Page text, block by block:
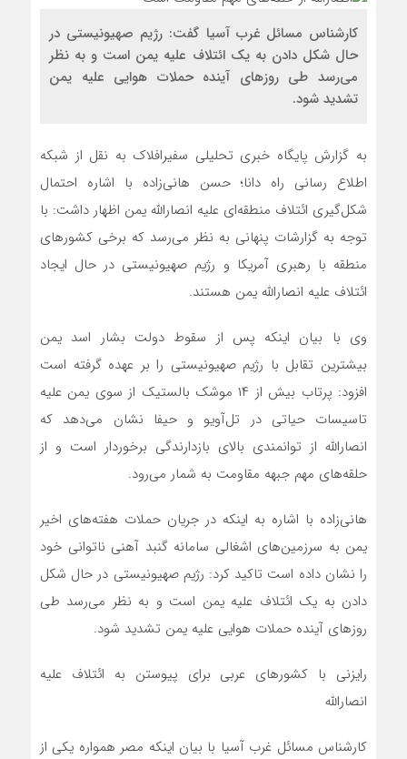
کارشناس مسائل غرب آسیا گفت: رژیم صهیونیستی در
حال شکل دادن به یک ائتلاف علیه یمن است و به نظر
می‌رسد طی روزهای آینده حملات هوایی علیه یمن
تشدید شود.
به گزارش پایگاه خبری تحلیلی سفیرافلاک به نقل از شبکه
اطلاع رسانی راه دانا؛ حسن هانی‌زاده با اشاره احتمال
شکل‌گیری ائتلاف منطقه‌ای علیه انصارالله یمن اظهار داشت: با
توجه به گزارشات پنهانی به نظر می‌رسد که برخی کشورهای
منطقه با رهبری آمریکا و رژیم صهیونیستی در حال ایجاد
ائتلاف علیه انصارالله یمن هستند.
وی با بیان اینکه پس از سقوط دولت بشار اسد یمن
بیشترین تقابل با رژیم صهیونیستی را بر عهده گرفته است
افزود: پرتاب بیش از ۱۴ موشک بالستیک از سوی یمن علیه
تاسیسات حیاتی در تل‌آویو و حیفا نشان می‌دهد که
انصارالله از توانمندی بالای بازدارندگی برخوردار است و از
حلقه‌های مهم جبهه مقاومت به شمار می‌رود.
هانی‌زاده با اشاره به اینکه در جریان حملات هفته‌های اخیر
یمن به سرزمین‌های اشغالی سامانه گنبد آهنی ناتوانی خود
را نشان داده است تاکید کرد: رژیم صهیونیستی در حال شکل
دادن به یک ائتلاف علیه یمن است و به نظر می‌رسد طی
روزهای آینده حملات هوایی علیه یمن تشدید شود.
رایزنی با کشورهای عربی برای پیوستن به ائتلاف علیه
انصارالله
کارشناس مسائل غرب آسیا با بیان اینکه مصر همواره یکی از